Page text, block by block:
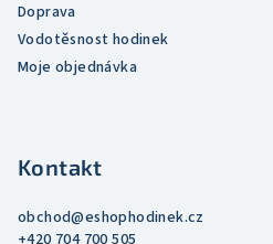
Doprava
Vodotěsnost hodinek
Moje objednávka
Kontakt
obchod@eshophodinek.cz
+420 704 700 505